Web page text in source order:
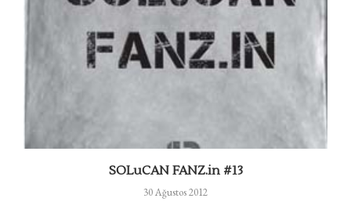
SOLuCAN FANZ.in #13
30 Ağustos 2012